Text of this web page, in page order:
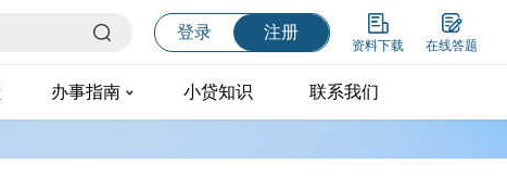
资料下载 在线答题
登录 注册
办事指南 小贷知识 联系我们